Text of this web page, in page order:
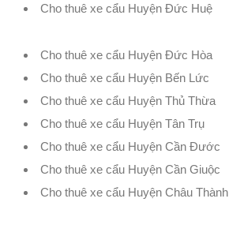
Cho thuê xe cẩu Huyện Đức Huệ
Cho thuê xe cẩu Huyện Đức Hòa
Cho thuê xe cẩu Huyện Bến Lức
Cho thuê xe cẩu Huyện Thủ Thừa
Cho thuê xe cẩu Huyện Tân Trụ
Cho thuê xe cẩu Huyện Cần Đước
Cho thuê xe cẩu Huyện Cần Giuộc
Cho thuê xe cẩu Huyện Châu Thành